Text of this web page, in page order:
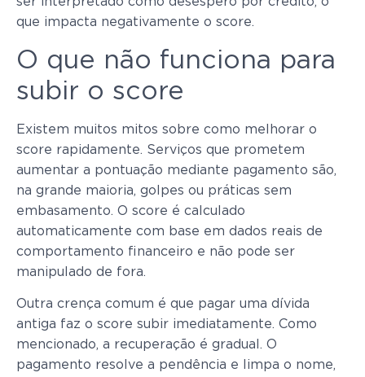
que impacta negativamente o score.
O que não funciona para
subir o score
Existem muitos mitos sobre como melhorar o
score rapidamente. Serviços que prometem
aumentar a pontuação mediante pagamento são,
na grande maioria, golpes ou práticas sem
embasamento. O score é calculado
automaticamente com base em dados reais de
comportamento financeiro e não pode ser
manipulado de fora.
Outra crença comum é que pagar uma dívida
antiga faz o score subir imediatamente. Como
mencionado, a recuperação é gradual. O
pagamento resolve a pendência e limpa o nome,